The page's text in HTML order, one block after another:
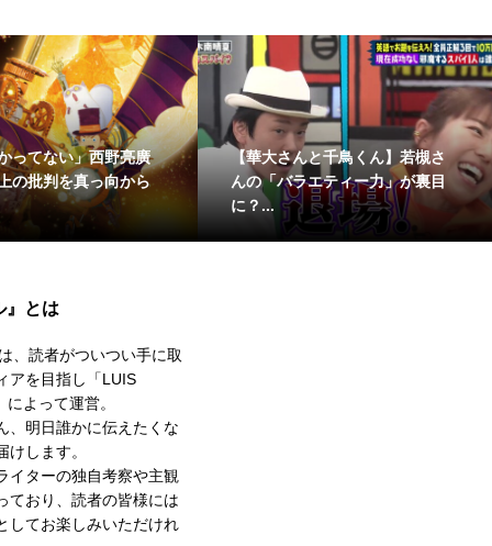
「映画 え
束の時計
“キャッチ後スタンドイン”はホ
ームラン？「1試合3度ホームラ
千鳥
た
きた
』とは
は、読者がついつい手に取
アを目指し「LUIS
によって運営。
、明日誰かに伝えたくな
けします。
イターの独自考察や主観
ており、読者の皆様には
してお楽しみいただけれ